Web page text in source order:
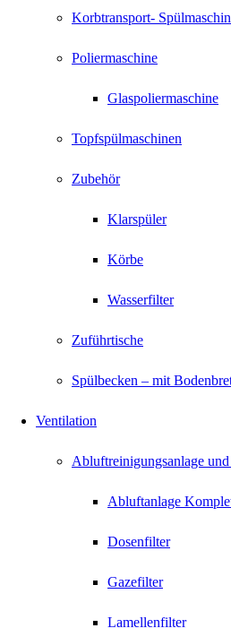
Korbtransport-
Poliermaschine
Glaspoliermaschine
Topfspülmaschinen
Zubehör
Klarspüler
Körbe
Wasserfilter
Zuführtische
Spülbecken – mit
Ventilation
Abluftreinigungsanlage
Abluftanlage
Dosenfilter
Gazefilter
Lamellenfilter